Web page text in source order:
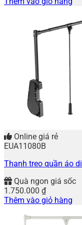
Online giá rẻ
EUA11080B
Thanh treo quần áo
Quà ngon giá sốc
1.750.000 ₫
Thêm vào giỏ hàng